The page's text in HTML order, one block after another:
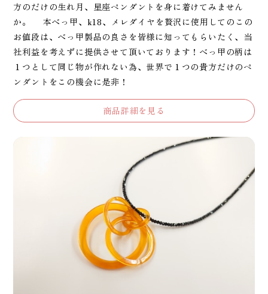
方のだけの生れ月、星座ペンダントを身に着けてみません
か。 本べっ甲、k18、メレダイヤを贅沢に使用してのこの
お値段は、べっ甲製品の良さを皆様に知ってもらいたく、当
社利益を考えずに提供させて頂いております！べっ甲の柄は
１つとして同じ物が作れない為、世界で１つの貴方だけのペ
ンダントをこの機会に是非！
商品詳細を見る